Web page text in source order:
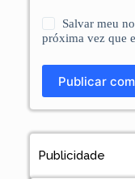
Salvar meu
próxima vez que
Publicar
Publicidade